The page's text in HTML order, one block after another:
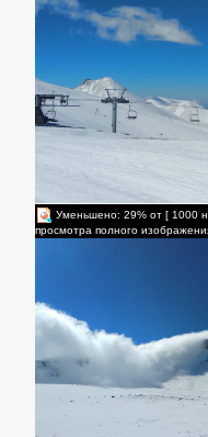
Уменьшено: 29% от [ 1000
просмотра полного